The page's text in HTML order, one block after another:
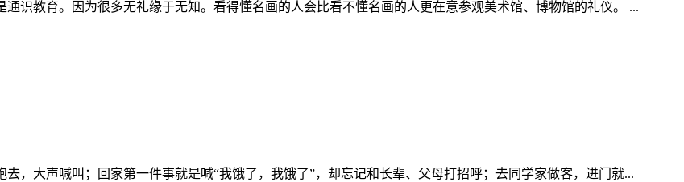
识教育。因为很多无礼缘于无知。看得懂名画的人会比看不懂名画的人更在意参观美术馆、博物馆的礼仪。 ...
，大声喊叫；回家第一件事就是喊“我饿了，我饿了”，却忘记和长辈、父母打招呼；去同学家做客，进门就...